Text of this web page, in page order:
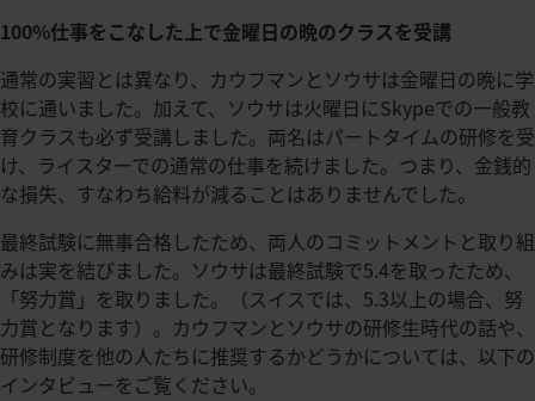
100%仕事をこなした上で金曜日の晩のクラスを受講
通常の実習とは異なり、カウフマンとソウサは金曜日の晩に学
校に通いました。加えて、ソウサは火曜日にSkypeでの一般教
育クラスも必ず受講しました。両名はパートタイムの研修を受
け、ライスターでの通常の仕事を続けました。つまり、金銭的
な損失、すなわち給料が減ることはありませんでした。
最終試験に無事合格したため、両人のコミットメントと取り組
みは実を結びました。ソウサは最終試験で5.4を取ったため、
「努力賞」を取りました。（スイスでは、5.3以上の場合、努
力賞となります）。カウフマンとソウサの研修生時代の話や、
研修制度を他の人たちに推奨するかどうかについては、以下の
インタビューをご覧ください。